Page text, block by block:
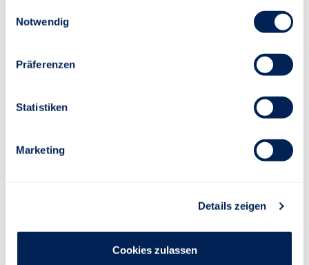
Notwendig
Präferenzen
Statistiken
Marketing
Details zeigen
Cookies zulassen
Das Stuttgarter Kundenportal
wohl. Denn jetzt können Sie auf Ihre Versicherungen